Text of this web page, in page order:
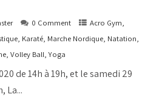
0 Comment Acro Gym,
, Karaté, Marche Nordique, Natation,
,Volley Ball,Yoga
de 14h à 19h, et le samedi 29
La...